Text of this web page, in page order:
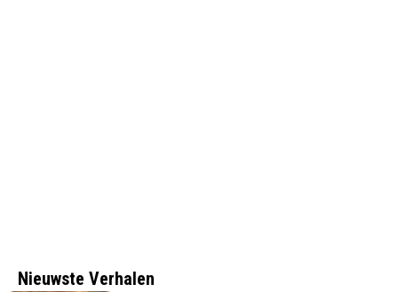
Nieuwste Verhalen